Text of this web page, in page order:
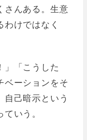
さんある。生意
けではなく
」「こうした
ベーションをそ
自己暗示という
いう。